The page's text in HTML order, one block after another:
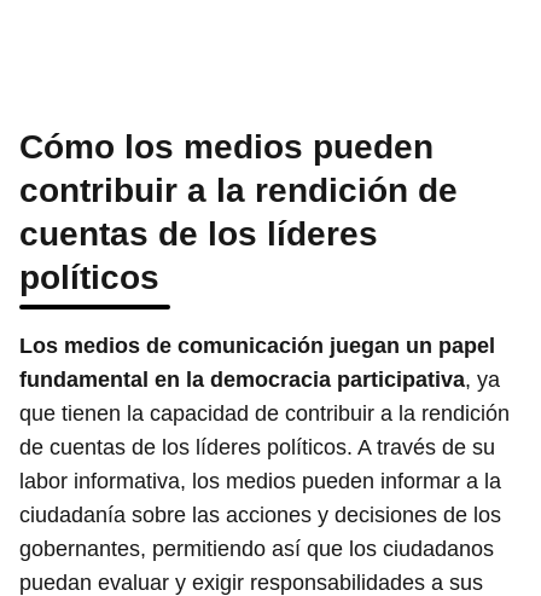
Cómo los medios pueden
contribuir a la rendición de
cuentas de los líderes
políticos
Los medios de comunicación juegan un papel
fundamental en la democracia participativa, ya
que tienen la capacidad de contribuir a la rendición
de cuentas de los líderes políticos. A través de su
labor informativa, los medios pueden informar a la
ciudadanía sobre las acciones y decisiones de los
gobernantes, permitiendo así que los ciudadanos
puedan evaluar y exigir responsabilidades a sus